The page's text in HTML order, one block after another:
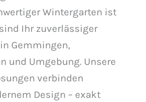
Wintergarten ist
Ihr zuverlässiger
Gemmingen,
und Umgebung. Unsere
verbinden
Design – exakt